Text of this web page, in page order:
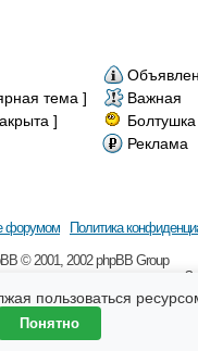
тема ]
Важная
]
Болтушка
Реклама
форумом
Политика
© 2001, 2002 рhрВВ Grоuр
и с указанием авторства.
Помните, что по
пользоваться
Понятно